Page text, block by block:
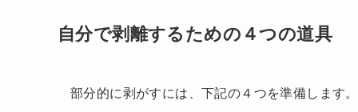
自分で剥離するための４つの道具
部分的に剥がすには、下記の４つを準備します。